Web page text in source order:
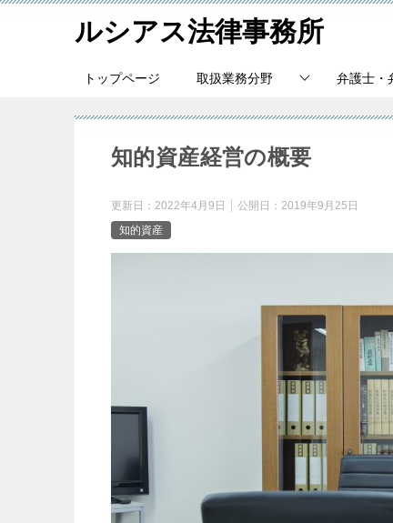
ルシアス法律事務所
トップページ 取扱業務分野 弁護士・
知的資産経営の概要
更新日： 2022年4月9日 公開日： 2019年9月25日
知的資産